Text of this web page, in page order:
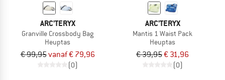
ARC'TERYX
Granville Crossbody Bag
Heuptas
€ 99,95vanaf € 79,96
(0)
ARC'TERYX
Mantis 1 Waist Pack
Heuptas
€ 39,95€ 31,96
(0)